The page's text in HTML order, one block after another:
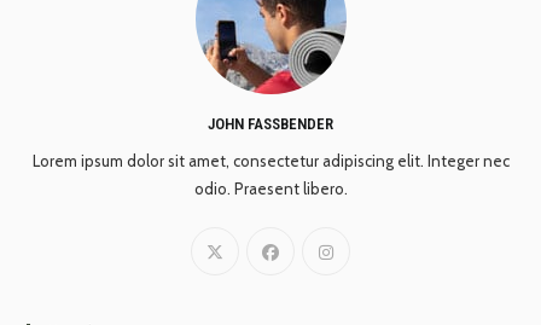
JOHN FASSBENDER
Lorem ipsum dolor sit amet, consectetur adipiscing elit. Integer nec
odio. Praesent libero.